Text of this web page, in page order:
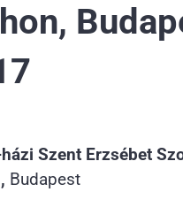
Szent Erzsébet
Budapest